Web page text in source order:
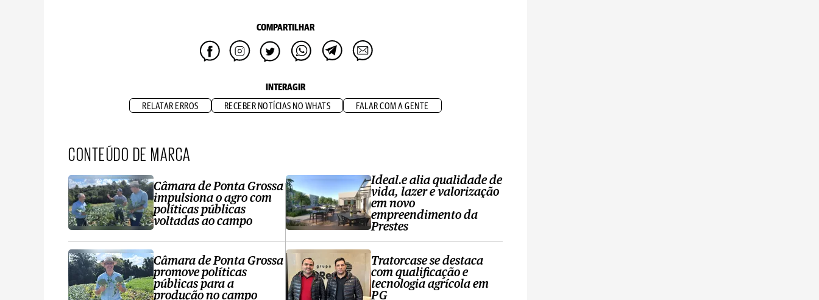
COMPARTILHAR
INTERAGIR
RELATAR ERROS RECEBER NOTÍCIAS NO WHATS FALAR COM A GENTE
CONTEÚDO DE MARCA
Câmara de Ponta Grossa
impulsiona o agro com
políticas públicas
voltadas ao campo
Câmara de Ponta Grossa
promove políticas
públicas para a
produção no campo
Ideal.e alia qualidade de
vida, lazer e valorização
em novo
empreendimento da
Prestes
Tratorcase se destaca
com qualificação e
tecnologia agrícola em
PG